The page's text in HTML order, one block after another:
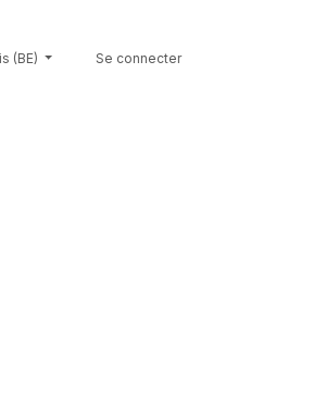
Brands
(BE) Se connecter